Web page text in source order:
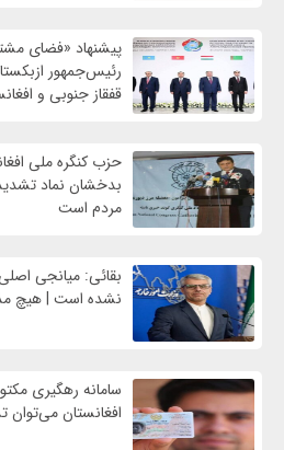
پیشنهاد «فضای
رئیس‌جمهور
قفقاز جنوبی و
حزب کنگره ملی
بدخشان نماد
مردم است
بقائی: میانجی
نشده است | هیچ
سامانه رهگیری
افغانستان می‌توان